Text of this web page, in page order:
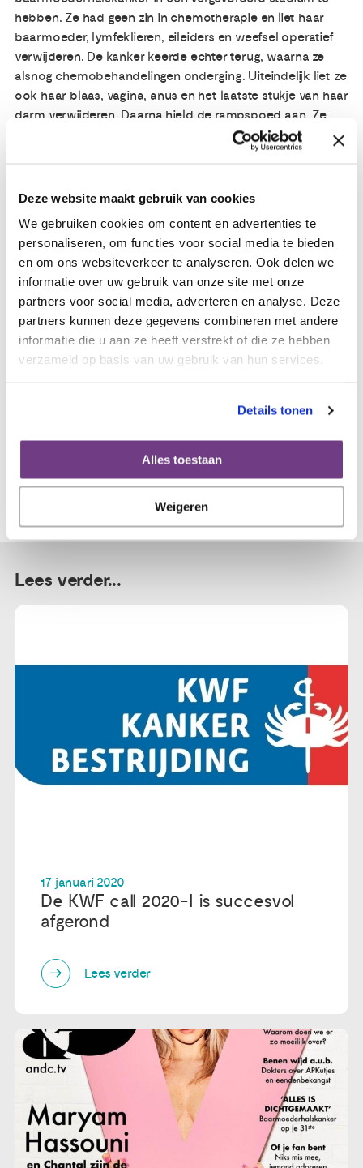
Deze website maakt gebruik van cookies
We gebruiken cookies om content en advertenties te
personaliseren, om functies voor social media te bieden
en om ons websiteverkeer te analyseren. Ook delen we
informatie over uw gebruik van onze site met onze
partners voor social media, adverteren en analyse. Deze
partners kunnen deze gegevens combineren met andere
informatie die u aan ze heeft verstrekt of die ze hebben
verzameld op basis van uw gebruik van hun services.
Details tonen
Alles toestaan
Weigeren
hebben. Ze had geen zin in chemotherapie en liet haar
baarmoeder, lymfeklieren, eileiders en weefsel operatief
verwijderen. De kanker keerde echter terug, waarna ze
alsnog chemobehandelingen onderging. Uiteindelijk liet ze
ook haar blaas, vagina, anus en het laatste stukje van haar
darm verwijderen. Daarna hield de rampspoed aan. Ze
kreeg een infectie, onderging een mislukte operatie en
heeft sindsdien hevige buikpijnen. ,,Begin dertig en dan al
het ongeloof, maakte het feit dat ik kanker had me vooral
bekijk alles van dag tot dag. Alleen ver vooruit plannen
durf ik nog niet. Maar ondanks mijn beschadigde lichaam
zie ik mijn toekomst zonnig en best met vertrouwen
tegemoet”, vertelt ze.
Lees het verhaal van Wendy >>
Lees verder...
17 januari 2020
De KWF call 2020-I is succesvol
afgerond
Lees verder